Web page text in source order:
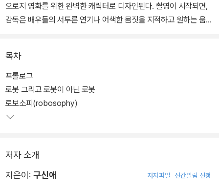
오로지 영화를 위한 완벽한 캐릭터로 디자인된다. 촬영이 시작되면,
감독은 배우들의 서투른 연기나 어색한 몸짓을 지적하고 원하는 움직
하지만 로봇은 아주 작은 움직임부터 상상을 초월하는 변신에 이르기
까지 어떠한 의사 소통 장애도, 한계도 없다. 그래픽의 기술적인 한계
마저 사라진 오늘날 영화 속 로봇의 디자인과 움직의 가능성은 무한
대이다.
목차
프롤로그
로봇 그리고 로봇이 아닌 로봇
로보소피(robosophy)
저자 소개
지은이: 구신애 저자파일 신간알림 신청